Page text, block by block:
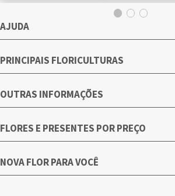
AJUDA
PRINCIPAIS FLORICULTURAS
OUTRAS INFORMAÇÕES
FLORES E PRESENTES POR PREÇO
NOVA FLOR PARA VOCÊ